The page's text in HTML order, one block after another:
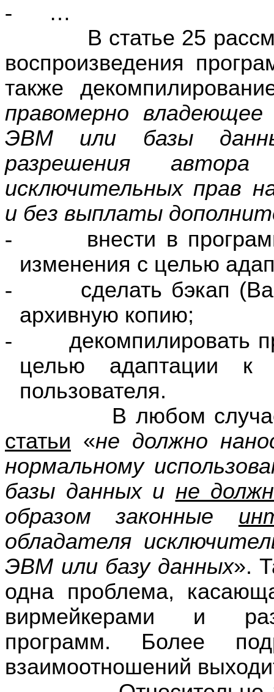
-
…
В статье 25
воспроизведения
также
правомерно
ЭВМ или базы
разрешения
исключительных прав
и без выплаты
-
внести в
изменения с целью
-
сделать бэкап (
архивную копию;
-
декомпилировать
целью адаптации к
пользователя.
В любом
статьи «не должно
нормальному
базы данных и не
образом законные
обладателя
ЭВМ или базу данных».
одна проблема,
вирмейкерами и
программ. Более
взаимоотношений